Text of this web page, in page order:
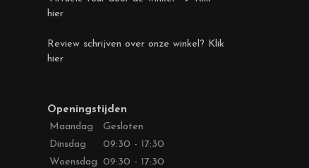
hier
Review schrijven over onze winkel? Klik
hier
Openingstijden
Maandag
Gesloten
Dinsdag
09:30 - 17:30
Woensdag 09:30 - 17:30